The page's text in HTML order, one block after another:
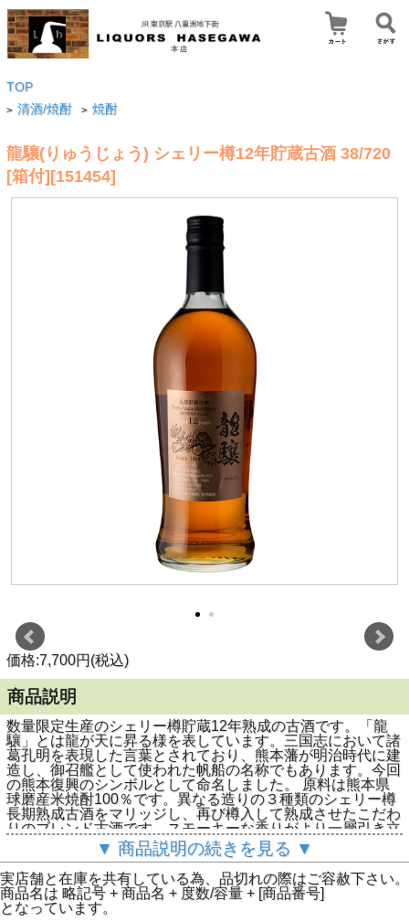
TOP
> 清酒/焼酎 > 焼酎
龍驤(りゅうじょう) シェリー樽12年貯蔵古酒 38/720
[箱付][151454]
価格:7,700円(税込)
商品説明
数量限定生産のシェリー樽貯蔵12年熟成の古酒です。「龍
驤」とは龍が天に昇る様を表しています。三国志において諸
葛孔明を表現した言葉とされており、熊本藩が明治時代に建
造し、御召艦として使われた帆船の名称でもあります。今回
の熊本復興のシンボルとして命名しました。 原料は熊本県
球磨産米焼酎100％です。異なる造りの３種類のシェリー樽
長期熟成古酒をマリッジし、再び樽入して熟成させたこだわ
りのブレンド古酒です。スモーキーな香りがより一層引き立
つシルキーで力強い味わいです。熟成により非常に柔らかい
口当たりです。▼ 商品説明の続きを見る ▼
実店舗と在庫を共有している為、品切れの際はご容赦下さい。
商品名は 略記号 + 商品名 + 度数/容量 + [商品番号]
となっています。